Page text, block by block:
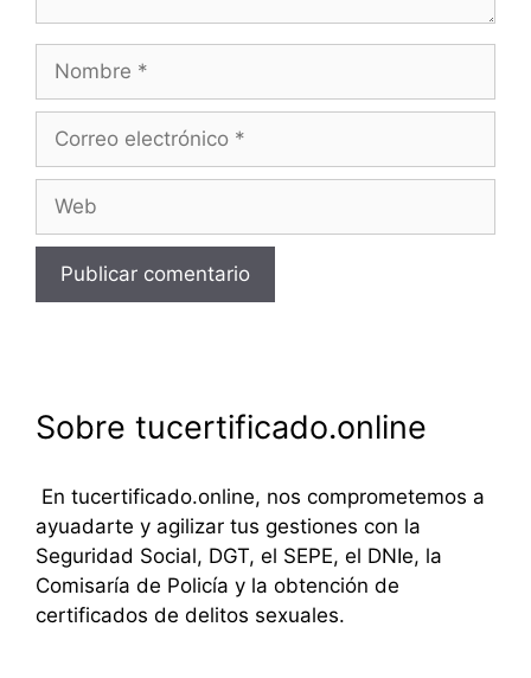
Nombre
Correo
Web
Sobre tucertificado.online
En tucertificado.online, nos comprometemos a
ayuadarte y agilizar tus gestiones con la
Seguridad Social, DGT, el SEPE, el DNIe, la
Comisaría de Policía y la obtención de
certificados de delitos sexuales.